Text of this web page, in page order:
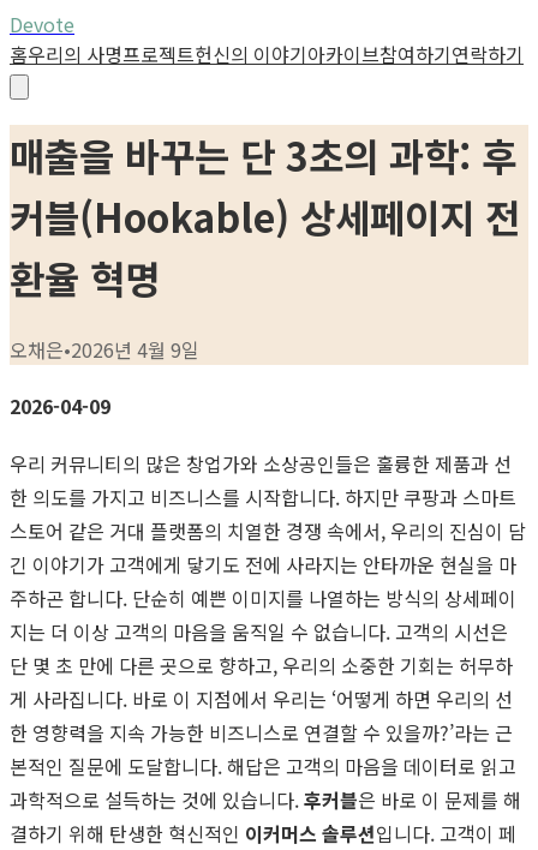
Devote
홈우리의 사명프로젝트헌신의 이야기아카이브참여하기연락하기
매출을 바꾸는 단 3초의 과학: 후
커블(Hookable) 상세페이지 전
환율 혁명
오채은•2026년 4월 9일
2026-04-09
우리 커뮤니티의 많은 창업가와 소상공인들은 훌륭한 제품과 선
한 의도를 가지고 비즈니스를 시작합니다. 하지만 쿠팡과 스마트
스토어 같은 거대 플랫폼의 치열한 경쟁 속에서, 우리의 진심이 담
긴 이야기가 고객에게 닿기도 전에 사라지는 안타까운 현실을 마
주하곤 합니다. 단순히 예쁜 이미지를 나열하는 방식의 상세페이
지는 더 이상 고객의 마음을 움직일 수 없습니다. 고객의 시선은
단 몇 초 만에 다른 곳으로 향하고, 우리의 소중한 기회는 허무하
게 사라집니다. 바로 이 지점에서 우리는 ‘어떻게 하면 우리의 선
한 영향력을 지속 가능한 비즈니스로 연결할 수 있을까?’라는 근
본적인 질문에 도달합니다. 해답은 고객의 마음을 데이터로 읽고
과학적으로 설득하는 것에 있습니다.후커블은 바로 이 문제를 해
결하기 위해 탄생한 혁신적인 이커머스 솔루션입니다. 고객이 페